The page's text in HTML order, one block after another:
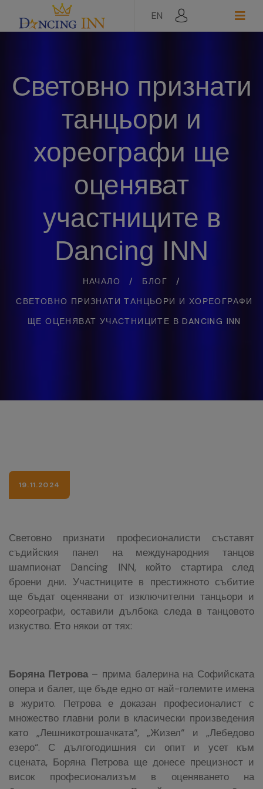
EN
Световно признати
танцьори и
хореографи ще
оценяват
участниците в
Dancing INN
НАЧАЛО / БЛОГ
/
СВЕТОВНО ПРИЗНАТИ ТАНЦЬОРИ И ХОРЕОГРАФИ
ЩЕ ОЦЕНЯВАТ УЧАСТНИЦИТЕ В DANCING INN
19.11.2024
Световно признати професионалисти съставят
съдийския панел на международния танцов
шампионат Dancing INN, който стартира след
броени дни. Участниците в престижното събитие
ще бъдат оценявани от изключителни танцьори и
хореографи, оставили дълбока следа в танцовото
изкуство. Ето някои от тях:
Боряна Петрова– прима балерина на Софийската
опера и балет, ще бъде едно от най-големите имена
в журито. Петрова е доказан професионалист с
множество главни роли в класически произведения
като „Лешникотрошачката“, „Жизел“ и „Лебедово
езеро“. С дългогодишния си опит и усет към
сцената, Боряна Петрова ще донесе прецизност и
висок професионализъм в оценяването на